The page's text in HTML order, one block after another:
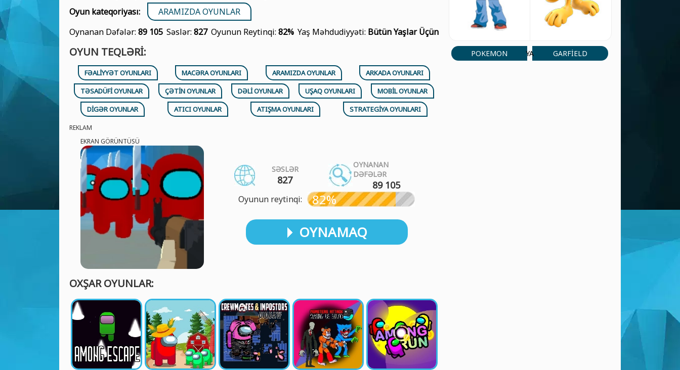
Oyun kateqoriyası:
ARAMIZDA OYUNLAR
Oynanan Dəfələr: 89 105 Səslər: 827 Oyunun Reytinqi: 82% Yaş Məhdudiyyəti: Bütün Yaşlar Üçün
OYUN TEQLƏRI:
FƏALIYYƏT OYUNLARI MACƏRA OYUNLARI ARAMIZDA OYUNLAR
ARKADA OYUNLARI
TƏSADÜFI OYUNLAR
ÇƏTIN OYUNLAR DƏLI OYUNLAR UŞAQ OYUNLARI
MOBIL OYUNLAR
DIGƏR OYUNLAR
ATICI OYUNLAR ATIŞMA OYUNLARI STRATEGIYA OYUNLARI
REKLAM
EKRAN GÖRÜNTÜSÜ
SƏSLƏR
827
OYNANAN
DƏFƏLƏR
89 105
Oyunun reytinqi: 82%
OYNAMAQ
OXŞAR OYUNLAR:
POKEMON YA GARFIELD